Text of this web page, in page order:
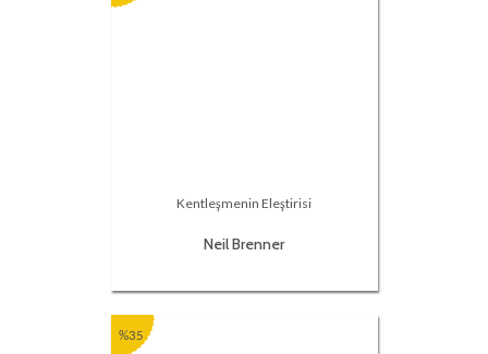
Kentleşmenin Eleştirisi
Neil Brenner
%35